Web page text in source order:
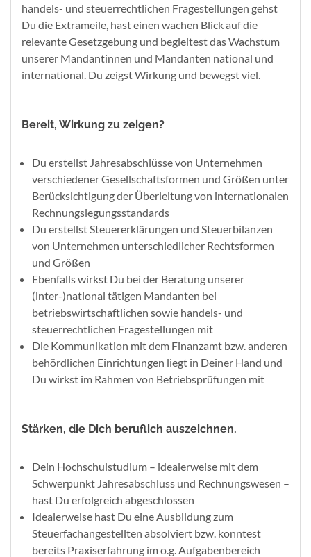
handels- und steuerrechtlichen Fragestellungen gehst
Du die Extrameile, hast einen wachen Blick auf die
relevante Gesetzgebung und begleitest das Wachstum
unserer Mandantinnen und Mandanten national und
international. Du zeigst Wirkung und bewegst viel.
Bereit, Wirkung zu zeigen?
Du erstellst Jahresabschlüsse von Unternehmen
verschiedener Gesellschaftsformen und Größen unter
Berücksichtigung der Überleitung von internationalen
Rechnungslegungsstandards
Du erstellst Steuererklärungen und Steuerbilanzen
von Unternehmen unterschiedlicher Rechtsformen
und Größen
Ebenfalls wirkst Du bei der Beratung unserer
(inter-)national tätigen Mandanten bei
betriebswirtschaftlichen sowie handels- und
steuerrechtlichen Fragestellungen mit
Die Kommunikation mit dem Finanzamt bzw. anderen
behördlichen Einrichtungen liegt in Deiner Hand und
Du wirkst im Rahmen von Betriebsprüfungen mit
Stärken, die Dich beruflich auszeichnen.
Dein Hochschulstudium – idealerweise mit dem
Schwerpunkt Jahresabschluss und Rechnungswesen –
hast Du erfolgreich abgeschlossen
Idealerweise hast Du eine Ausbildung zum
Steuerfachangestellten absolviert bzw. konntest
bereits Praxiserfahrung im o.g. Aufgabenbereich